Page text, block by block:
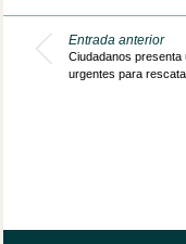
Entrada anterior
Ciudadanos presenta
urgentes para